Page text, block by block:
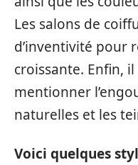
Les salons de
d’inventivité pour
croissante. Enfin,
mentionner
naturelles et les
Voici quelques